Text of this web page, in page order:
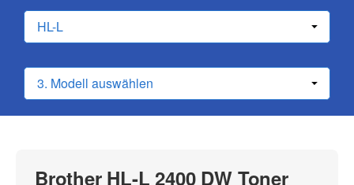
Brother HL-L 2400 DW Toner